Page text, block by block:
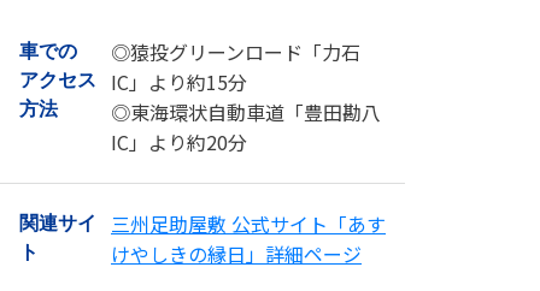
車での
アクセス
方法
◎猿投グリーンロード「力石
IC」より約15分
◎東海環状自動車道「豊田勘八
IC」より約20分
関連サイ
ト
三州足助屋敷 公式サイト「あす
けやしきの縁日」詳細ページ